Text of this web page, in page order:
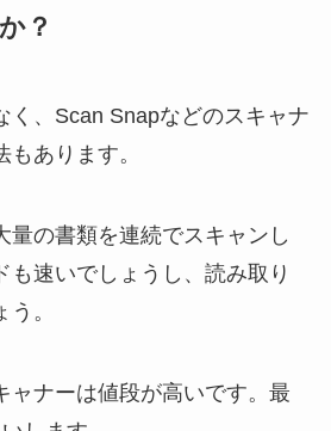
？
く、Scan Snapなどのスキャナ
あります。
量の書類を連続でスキャンし
も速いでしょうし、読み取り
。
ャナーは値段が高いです。最